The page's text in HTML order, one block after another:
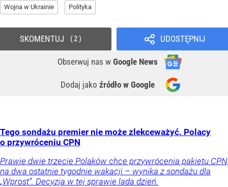
Wojna w Ukrainie Polityka
UDOSTĘPNIJ
Obserwuj nas w Google News
Dodaj jako źródło w Google
SKOMENTUJ 2
Tego sondażu premier nie może zlekceważyć. Polacy
o przywróceniu CPN
Prawie dwie trzecie Polaków chce przywrócenia pakietu CPN
na dwa ostatnie tygodnie wakacji – wynika z sondażu dla
„Wprost”. Decyzja w tej sprawie lada dzień.